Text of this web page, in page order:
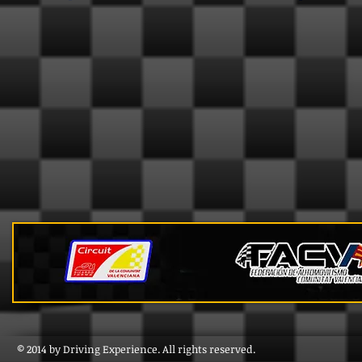
© 2014 by Driving Experience. All rights reserved.